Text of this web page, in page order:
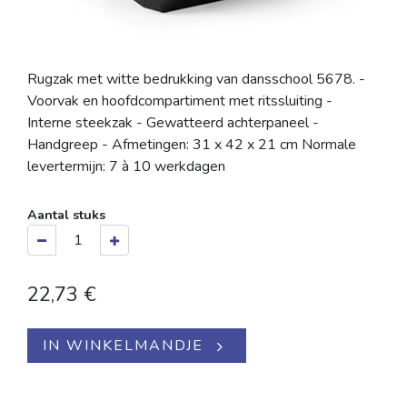
Rugzak met witte bedrukking van dansschool 5678. -
Voorvak en hoofdcompartiment met ritssluiting -
Interne steekzak - Gewatteerd achterpaneel -
Handgreep - Afmetingen: 31 x 42 x 21 cm Normale
levertermijn: 7 à 10 werkdagen
Aantal stuks
22,73 €
IN WINKELMANDJE